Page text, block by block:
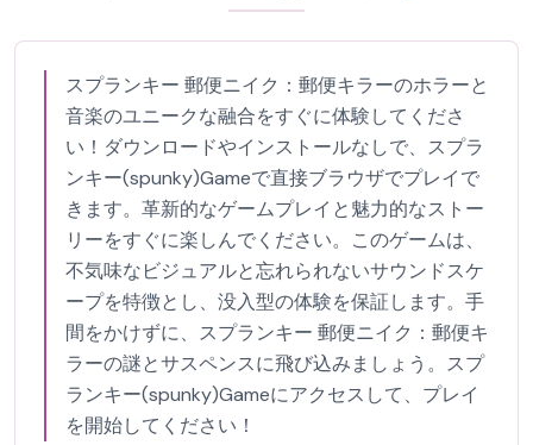
スプランキー 郵便ニイク：郵便キラーのホラーと
音楽のユニークな融合をすぐに体験してくださ
い！ダウンロードやインストールなしで、スプラ
ンキー(spunky)Gameで直接ブラウザでプレイで
きます。革新的なゲームプレイと魅力的なストー
リーをすぐに楽しんでください。このゲームは、
不気味なビジュアルと忘れられないサウンドスケ
ープを特徴とし、没入型の体験を保証します。手
間をかけずに、スプランキー 郵便ニイク：郵便キ
ラーの謎とサスペンスに飛び込みましょう。スプ
ランキー(spunky)Gameにアクセスして、プレイ
を開始してください！